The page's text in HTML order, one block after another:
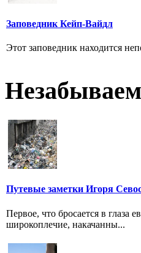
Заповедник Кейп-Вайдл
Этот заповедник находится
Путевые заметки Игоря
Первое, что бросается в
широкоплечие, накачанны...